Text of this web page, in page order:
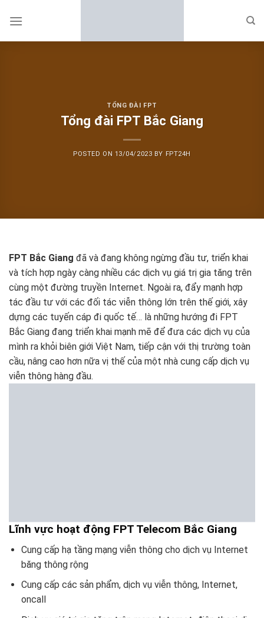
TỔNG ĐÀI FPT
Tổng đài FPT Bắc Giang
POSTED ON 13/04/2023 BY FPT24H
FPT Bắc Giang đã và đang không ngừng đầu tư, triển khai
và tích hợp ngày càng nhiều các dịch vụ giá trị gia tăng trên
cùng một đường truyền Internet. Ngoài ra, đẩy mạnh hợp
tác đầu tư với các đối tác viễn thông lớn trên thế giới, xây
dựng các tuyến cáp đi quốc tế… là những hướng đi FPT
Bắc Giang đang triển khai mạnh mẽ để đưa các dịch vụ của
mình ra khỏi biên giới Việt Nam, tiếp cận với thị trường toàn
cầu, nâng cao hơn nữa vị thế của một nhà cung cấp dịch vụ
viễn thông hàng đầu.
Lĩnh vực hoạt động FPT Telecom Bắc Giang
Cung cấp hạ tầng mạng viễn thông cho dịch vụ Internet
băng thông rộng
Cung cấp các sản phẩm, dịch vụ viễn thông, Internet,
oncall